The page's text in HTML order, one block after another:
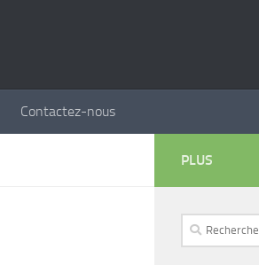
Contactez-nous
PLUS
Rechercher :